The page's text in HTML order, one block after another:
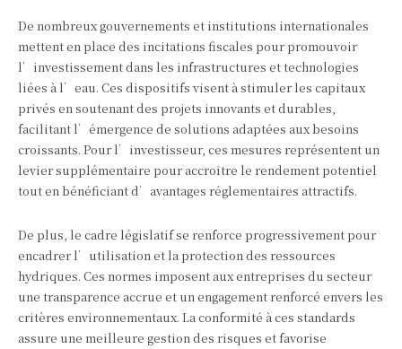
De nombreux gouvernements et institutions internationales
mettent en place des incitations fiscales pour promouvoir
l’investissement dans les infrastructures et technologies
liées à l’eau. Ces dispositifs visent à stimuler les capitaux
privés en soutenant des projets innovants et durables,
facilitant l’émergence de solutions adaptées aux besoins
croissants. Pour l’investisseur, ces mesures représentent un
levier supplémentaire pour accroître le rendement potentiel
tout en bénéficiant d’avantages réglementaires attractifs.
De plus, le cadre législatif se renforce progressivement pour
encadrer l’utilisation et la protection des ressources
hydriques. Ces normes imposent aux entreprises du secteur
une transparence accrue et un engagement renforcé envers les
critères environnementaux. La conformité à ces standards
assure une meilleure gestion des risques et favorise